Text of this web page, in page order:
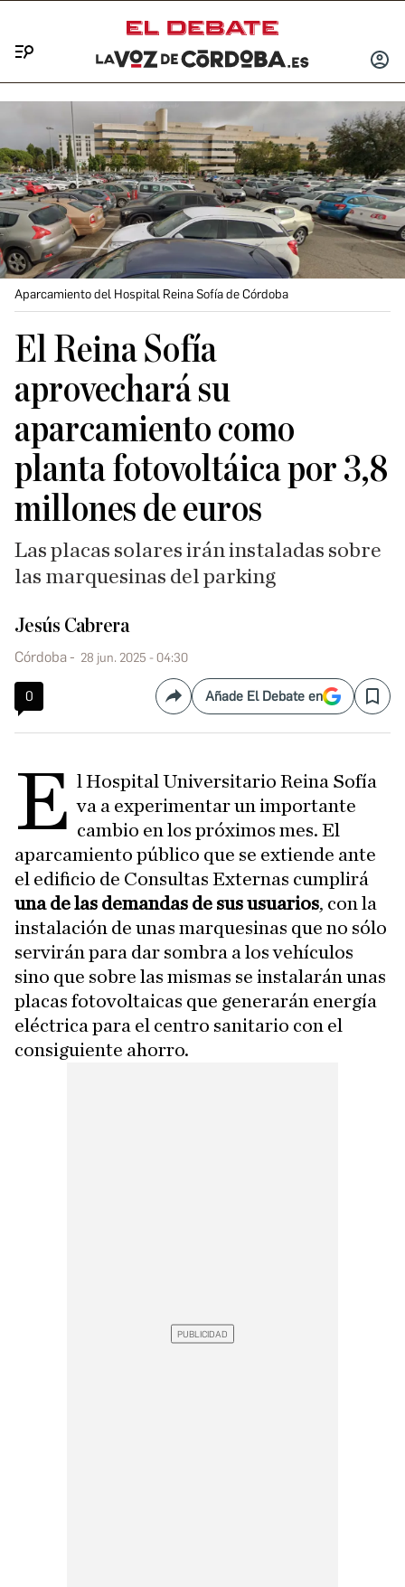
INICIAR
Aparcamiento del Hospital Reina Sofía de Córdoba
El Reina Sofía
aprovechará su
aparcamiento como
planta fotovoltáica por 3,8
millones de euros
Las placas solares irán instaladas sobre
las marquesinas del parking
Jesús Cabrera
Córdoba 28 jun. 2025 - 04:30
0 CompartirAñade El Debate en Save
E l Hospital Universitario Reina Sofía
va a experimentar un importante
cambio en los próximos mes. El
aparcamiento público que se extiende ante
el edificio de Consultas Externas cumplirá
una de las demandas de sus usuarios, con la
instalación de unas marquesinas que no sólo
servirán para dar sombra a los vehículos
sino que sobre las mismas se instalarán unas
placas fotovoltaicas que generarán energía
eléctrica para el centro sanitario con el
consiguiente ahorro.